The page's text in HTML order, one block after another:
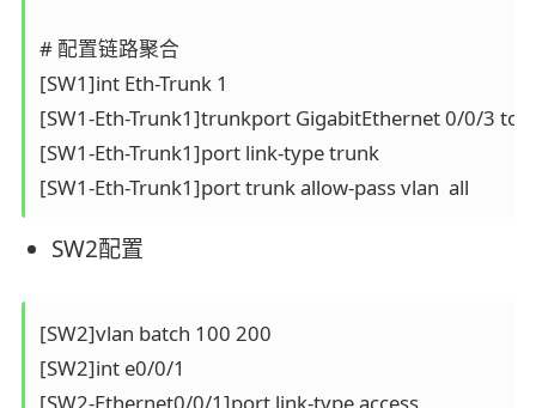
# 配置链路聚合
[SW1]int Eth-Trunk 1
[SW1-Eth-Trunk1]trunkport GigabitEthernet 0/0/3 to
[SW1-Eth-Trunk1]port link-type trunk
SW2配置
[SW2]vlan batch 100 200
[SW2]int e0/0/1
[SW2-Ethernet0/0/1]port link-type access